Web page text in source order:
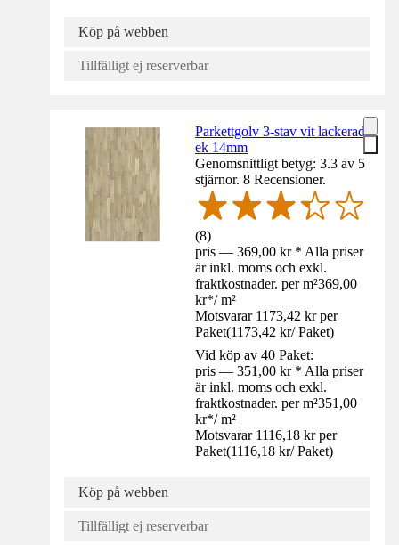
Köp på webben
Tillfälligt ej reserverbar
Parkettgolv 3-stav vit lackerad
ek 14mm
Genomsnittligt betyg: 3.3 av 5
stjärnor. 8 Recensioner.
(8)
pris — 369,00 kr * Alla priser
är inkl. moms och exkl.
fraktkostnader. per m²369,00
kr*/ m²
Motsvarar 1173,42 kr per
Paket(1173,42 kr/ Paket)
Vid köp av 40 Paket:
pris — 351,00 kr * Alla priser
är inkl. moms och exkl.
fraktkostnader. per m²351,00
kr*/ m²
Motsvarar 1116,18 kr per
Paket(1116,18 kr/ Paket)
Köp på webben
Tillfälligt ej reserverbar